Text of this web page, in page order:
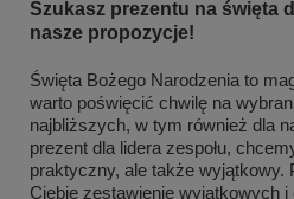
Szukasz prezentu na święta
nasze propozycje!
Święta Bożego Narodzenia to
warto poświęcić chwilę na
najbliższych, w tym również dla
prezent dla lidera zespołu,
praktyczny, ale także wyjątkowy.
Ciebie zestawienie wyjątkowych